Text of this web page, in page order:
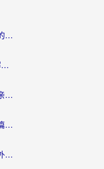
海外党必看：国外打不开国内的app怎么办？3步解决你的乡愁
优酷会员在海外能看吗？3步解决海外追剧难题，附实测好用加速器推荐
如何在国外看土豆网？海外党亲测有效的追剧加速器选择指南
人在国外打不开国内网站？这篇攻略帮你无缝解锁国内资源（附交管12123使用技巧）
香港优酷地区限制怎么办？海外党亲测有效的追剧解决方案